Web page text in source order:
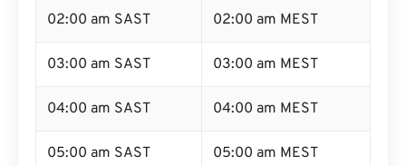
02:00 am SAST 02:00 am MEST
03:00 am SAST 03:00 am MEST
04:00 am SAST 04:00 am MEST
05:00 am SAST 05:00 am MEST